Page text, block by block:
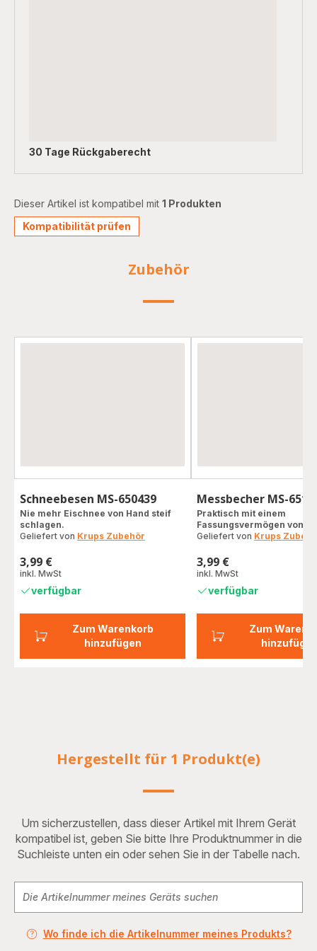
30 Tage Rückgaberecht
Dieser Artikel ist kompatibel mit 1 Produkten
Kompatibilität prüfen
Zubehör
Zum Warenkorb
hinzufügen
Schneebesen MS-650439
Nie mehr Eischnee von Hand steif
schlagen.
Geliefert von Krups Zubehör
Preis
3,99 €
inkl. MwSt
verfügbar
Zum
Messbecher MS-
Praktisch mit einem
Fassungsvermögen von
Geliefert von Krups
Preis
3,99 €
inkl. MwSt
verfügbar
Hergestellt für 1 Produkt(e)
Um sicherzustellen, dass dieser Artikel mit Ihrem Gerät
kompatibel ist, geben Sie bitte Ihre Produktnummer in die
Suchleiste unten ein oder sehen Sie in der Tabelle nach.
Wo finde ich die Artikelnummer meines Produkts?